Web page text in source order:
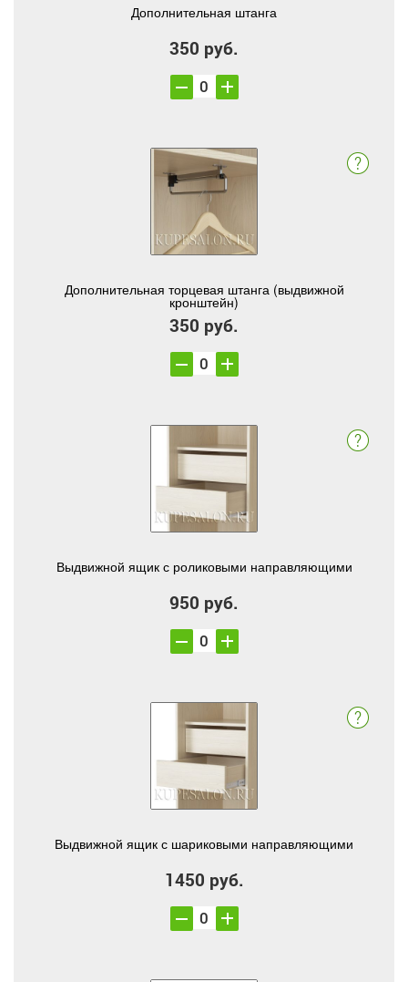
Дополнительная штанга
350 руб.
Дополнительная торцевая штанга (выдвижной
кронштейн)
350 руб.
Выдвижной ящик с роликовыми направляющими
950 руб.
Выдвижной ящик с шариковыми направляющими
1450 руб.